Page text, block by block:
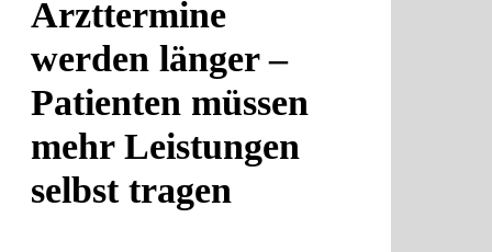
Arzttermine
werden länger –
Patienten müssen
mehr Leistungen
selbst tragen